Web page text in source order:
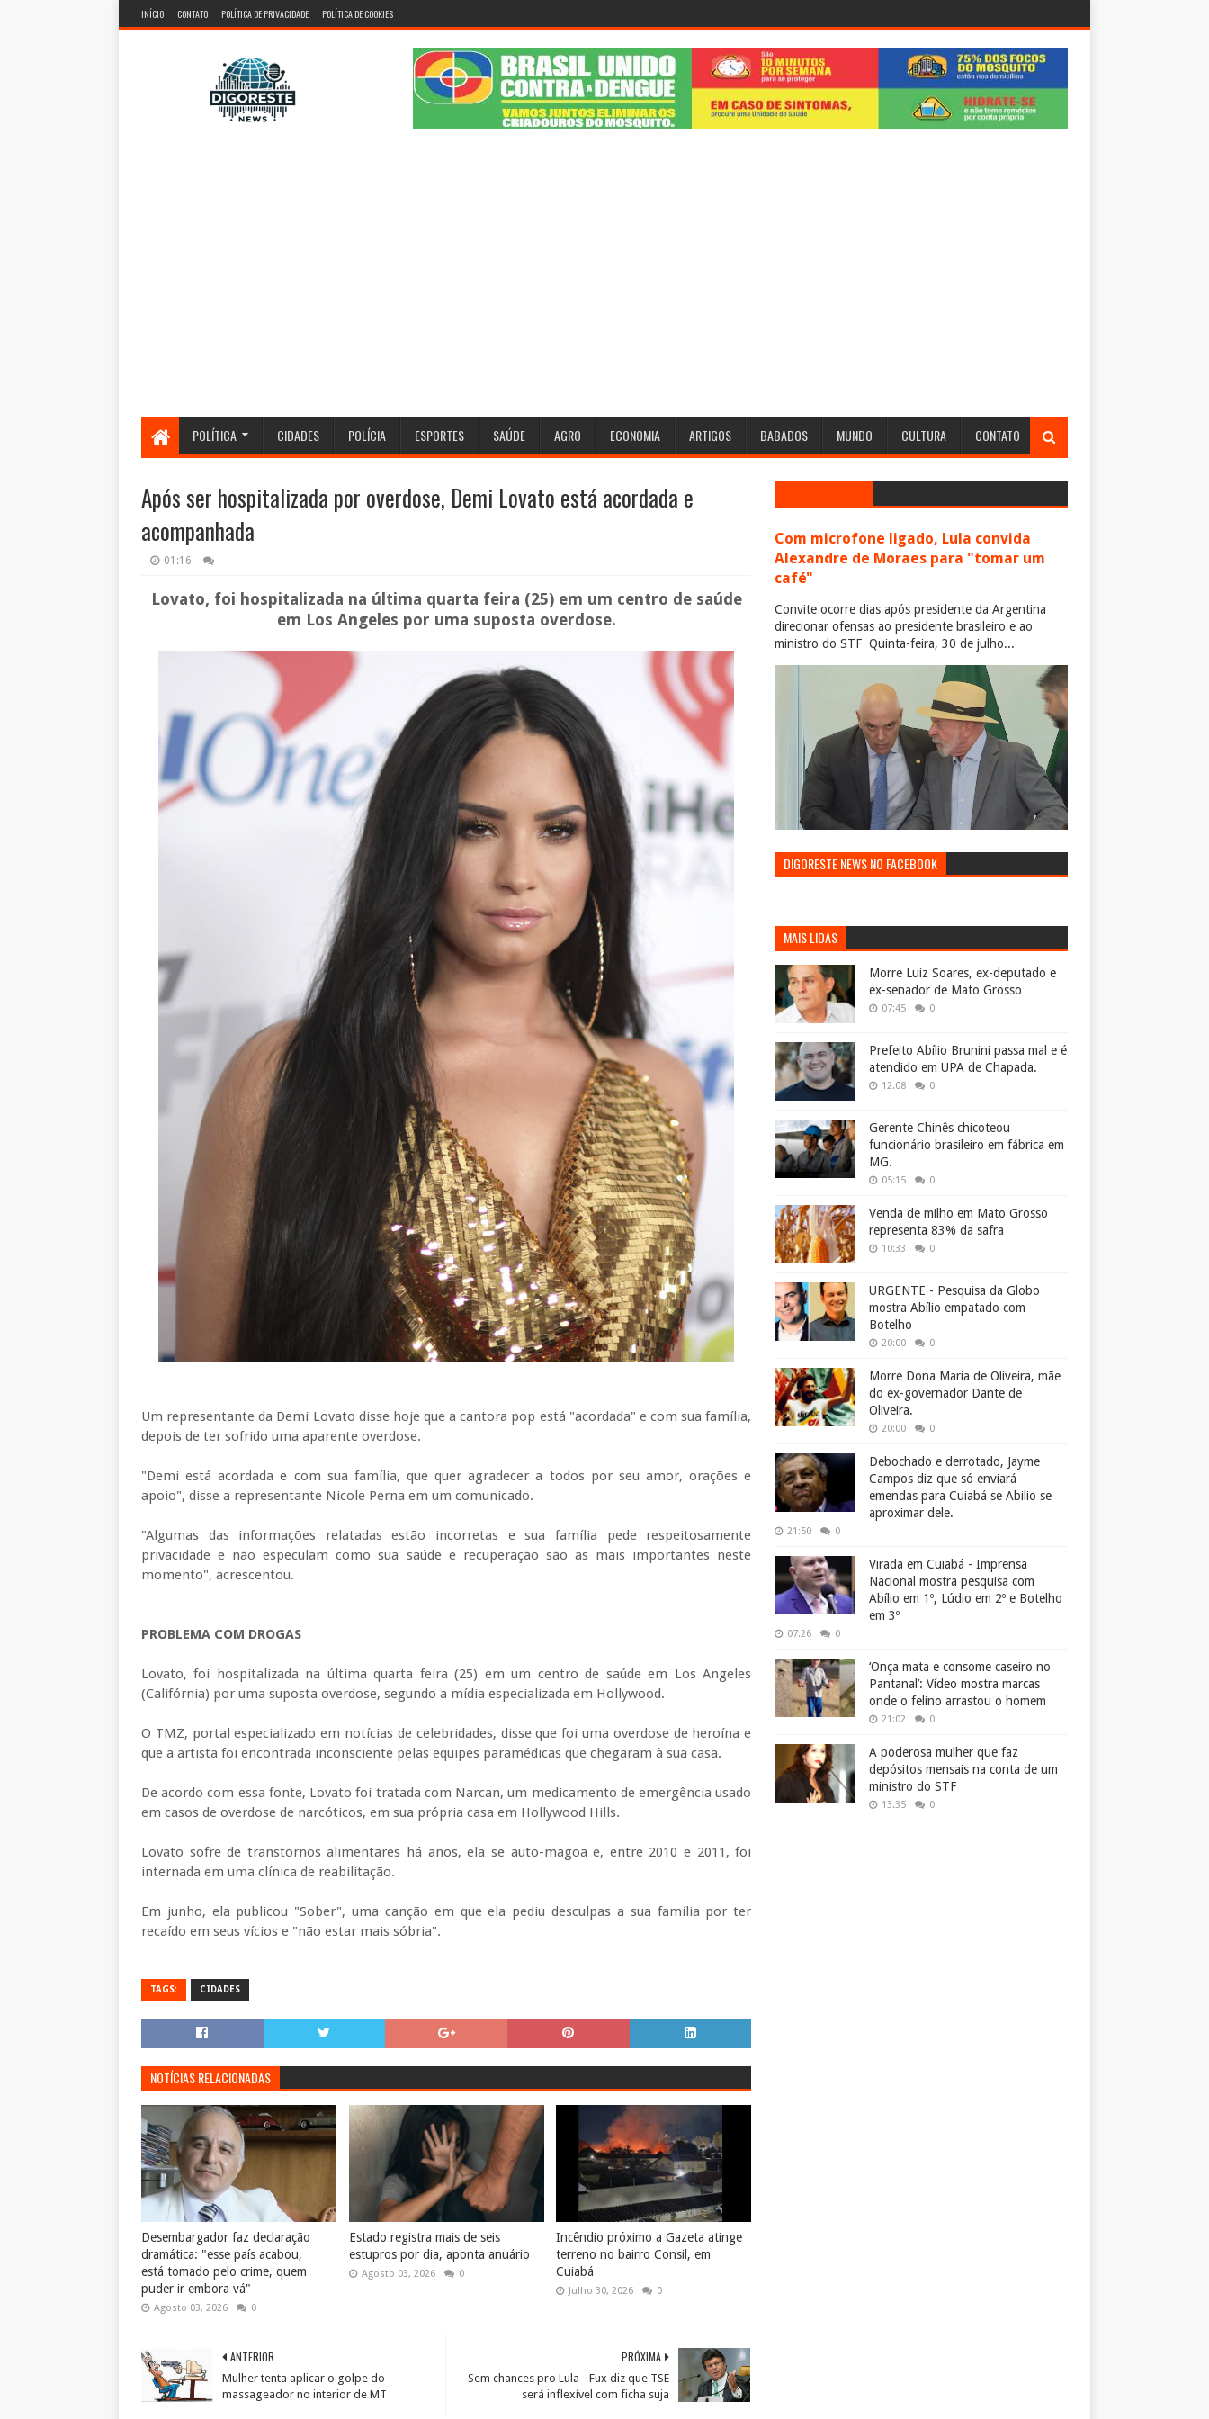
INÍCIO CONTATO POLÍTICA DE PRIVACIDADE POLÍTICA DE COOKIES
POLÍTICA CIDADES POLÍCIA ESPORTES SAÚDE AGRO ECONOMIA ARTIGOS BABADOS MUNDO CULTURA CONTATO
Após ser hospitalizada por overdose, Demi Lovato está acordada e
acompanhada
01:16
Lovato, foi hospitalizada na última quarta feira (25) em um centro de saúde
em Los Angeles por uma suposta overdose.
Um representante da Demi Lovato disse hoje que a cantora pop está "acordada" e com sua família,
depois de ter sofrido uma aparente overdose.
"Demi está acordada e com sua família, que quer agradecer a todos por seu amor, orações e
apoio", disse a representante Nicole Perna em um comunicado.
"Algumas das informações relatadas estão incorretas e sua família pede respeitosamente
privacidade e não especulam como sua saúde e recuperação são as mais importantes neste
momento", acrescentou.
PROBLEMA COM DROGAS
Lovato, foi hospitalizada na última quarta feira (25) em um centro de saúde em Los Angeles
(Califórnia) por uma suposta overdose, segundo a mídia especializada em Hollywood.
O TMZ, portal especializado em notícias de celebridades, disse que foi uma overdose de heroína e
que a artista foi encontrada inconsciente pelas equipes paramédicas que chegaram à sua casa.
De acordo com essa fonte, Lovato foi tratada com Narcan, um medicamento de emergência usado
em casos de overdose de narcóticos, em sua própria casa em Hollywood Hills.
Lovato sofre de transtornos alimentares há anos, ela se auto-magoa e, entre 2010 e 2011, foi
internada em uma clínica de reabilitação.
Em junho, ela publicou "Sober", uma canção em que ela pediu desculpas a sua família por ter
recaído em seus vícios e "não estar mais sóbria".
TAGS: CIDADES
NOTÍCIAS RELACIONADAS
Desembargador faz declaração
dramática: "esse país acabou,
está tomado pelo crime, quem
puder ir embora vá"
Agosto 03, 2026 0
Estado registra mais de seis
estupros por dia, aponta anuário
Agosto 03, 2026 0
Incêndio próximo a Gazeta atinge
terreno no bairro Consil, em
Cuiabá
Julho 30, 2026 0
PRÓXIMA
Sem chances pro Lula - Fux diz que TSE
será inflexível com ficha suja
ANTERIOR
Mulher tenta aplicar o golpe do
massageador no interior de MT
Com microfone ligado, Lula convida
Alexandre de Moraes para "tomar um
café"
Convite ocorre dias após presidente da Argentina
direcionar ofensas ao presidente brasileiro e ao
ministro do STF Quinta-feira, 30 de julho...
DIGORESTE NEWS NO FACEBOOK
MAIS LIDAS
Morre Luiz Soares, ex-deputado e
ex-senador de Mato Grosso
07:45 0
Prefeito Abílio Brunini passa mal e é
atendido em UPA de Chapada.
12:08 0
Gerente Chinês chicoteou
funcionário brasileiro em fábrica em
MG.
05:15 0
Venda de milho em Mato Grosso
representa 83% da safra
10:33 0
URGENTE - Pesquisa da Globo
mostra Abílio empatado com
Botelho
20:00 0
Morre Dona Maria de Oliveira, mãe
do ex-governador Dante de
Oliveira.
20:00 0
Debochado e derrotado, Jayme
Campos diz que só enviará
emendas para Cuiabá se Abilio se
aproximar dele.
21:50 0
Virada em Cuiabá - Imprensa
Nacional mostra pesquisa com
Abílio em 1º, Lúdio em 2º e Botelho
em 3º
07:26 0
‘Onça mata e consome caseiro no
Pantanal’: Vídeo mostra marcas
onde o felino arrastou o homem
21:02 0
A poderosa mulher que faz
depósitos mensais na conta de um
ministro do STF
13:35 0